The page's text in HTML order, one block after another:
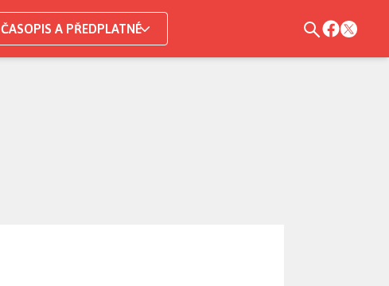
ČASOPIS A PŘEDPLATNÉ